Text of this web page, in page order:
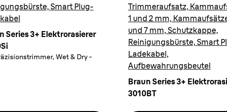
Smart Plug-
Series 3+ Elektrorasierer
Wet & Dry -
Trimmeraufsatz,
1 und 2 mm,
und 7 mm, Schutzkappe,
Reinigungsbürste, Smart
Ladekabel,
Aufbewahrungsbeutel
Braun Series 3+
3010BT